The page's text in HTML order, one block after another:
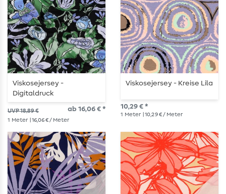
Viskosejersey -
Digitaldruck
Wiesenblumen Schwarz
UVP 18,89 € ab 16,06 € *
1 Meter | 16,06 € / Meter
Viskosejersey - Kreise Lila
10,29 € *
1 Meter | 10,29 € / Meter